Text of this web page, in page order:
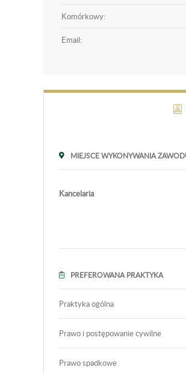
Komórkowy:
Email:
MIEJSCE WYKONYWANIA
Kancelaria
PREFEROWANA PRAKTYKA
Praktyka ogólna
Prawo i postępowanie cywilne
Prawo spadkowe